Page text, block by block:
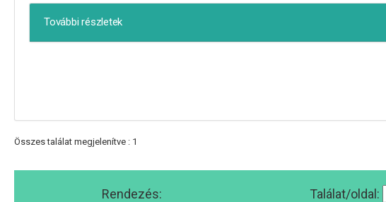
További részletek
Összes találat megjelenítve : 1
Rendezés: Találat/oldal: